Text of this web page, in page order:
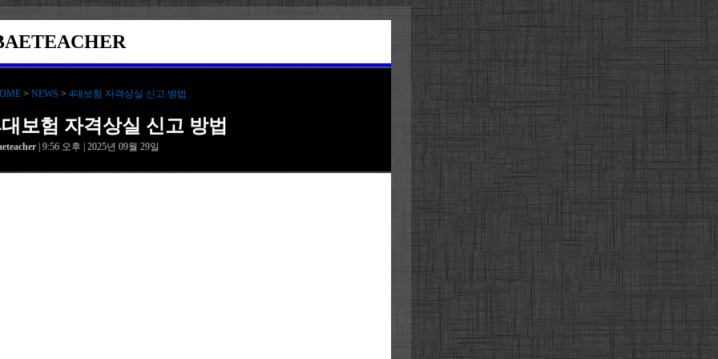
> NEWS > 4대보험 자격상실 신고 방법
보험 자격상실 신고 방법
| 9:56 오후 | 2025년 09월 29일